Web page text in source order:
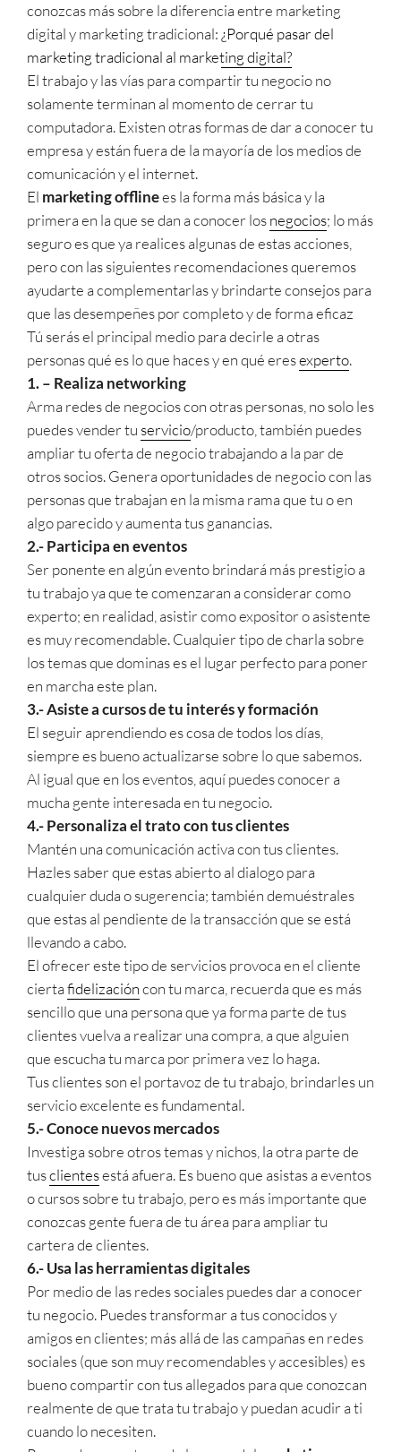
conozcas más sobre la diferencia entre marketing
digital y marketing tradicional: ¿Porqué pasar del
marketing tradicional al marketing digital?
El trabajo y las vías para compartir tu negocio no
solamente terminan al momento de cerrar tu
computadora. Existen otras formas de dar a conocer tu
empresa y están fuera de la mayoría de los medios de
comunicación y el internet.
El marketing offlinees la forma más básica y la
primera en la que se dan a conocer losnegocios; lo más
seguro es que ya realices algunas de estas acciones,
pero con las siguientes recomendaciones queremos
ayudarte a complementarlas y brindarte consejos para
que las desempeñes por completo y de forma eficaz
Tú serás el principal medio para decirle a otras
personas qué es lo que haces y en qué eresexperto.
1. – Realiza networking
Arma redes de negocios con otras personas, no solo les
puedes vender tu servicio/producto, también puedes
ampliar tu oferta de negocio trabajando a la par de
otros socios. Genera oportunidades de negocio con las
personas que trabajan en la misma rama que tu o en
algo parecido y aumenta tus ganancias.
2.- Participa en eventos
Ser ponente en algún evento brindará más prestigio a
tu trabajo ya que te comenzaran a considerar como
experto; en realidad, asistir como expositor o asistente
es muy recomendable. Cualquier tipo de charla sobre
los temas que dominas es el lugar perfecto para poner
en marcha este plan.
3.- Asiste a cursos de tu interés y formación
El seguir aprendiendo es cosa de todos los días,
siempre es bueno actualizarse sobre lo que sabemos.
Al igual que en los eventos, aquí puedes conocer a
mucha gente interesada en tu negocio.
4.- Personaliza el trato con tus clientes
Mantén una comunicación activa con tus clientes.
Hazles saber que estas abierto al dialogo para
cualquier duda o sugerencia; también demuéstrales
que estas al pendiente de la transacción que se está
llevando a cabo.
El ofrecer este tipo de servicios provoca en el cliente
ciertafidelizacióncon tu marca, recuerda que es más
sencillo que una persona que ya forma parte de tus
clientes vuelva a realizar una compra, a que alguien
que escucha tu marca por primera vez lo haga.
Tus clientes son el portavoz de tu trabajo, brindarles un
servicio excelente es fundamental.
5.- Conoce nuevos mercados
Investiga sobre otros temas y nichos, la otra parte de
tusclientesestá afuera. Es bueno que asistas a eventos
o cursos sobre tu trabajo, pero es más importante que
conozcas gente fuera de tu área para ampliar tu
cartera de clientes.
6.- Usa las herramientas digitales
Por medio de las redes sociales puedes dar a conocer
tu negocio. Puedes transformar a tus conocidos y
amigos en clientes; más allá de las campañas en redes
sociales (que son muy recomendables y accesibles) es
bueno compartir con tus allegados para que conozcan
realmente de que trata tu trabajo y puedan acudir a ti
cuando lo necesiten.